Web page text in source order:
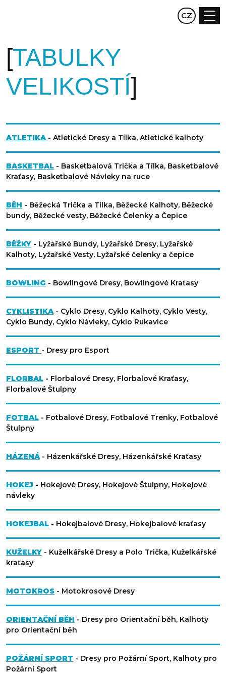
EN DE
CZ
TABULKY
VELIKOSTÍ
ATLETIKA - Atletické Dresy a Tílka, Atletické kalhoty
BASKETBAL - Basketbalová Trička a Tílka, Basketbalové
Kraťasy, Basketbalové Návleky na ruce
BĚH - Běžecká Trička a Tílka, Běžecké Kalhoty, Běžecké
bundy, Běžecké vesty, Běžecké Čelenky a Čepice
BĚŽKY - Lyžařské Bundy, Lyžařské Dresy, Lyžařské
Kalhoty, Lyžařské Vesty, Lyžařské čelenky a čepice
BOWLING - Bowlingové Dresy, Bowlingové Kraťasy
CYKLISTIKA- Cyklo Dresy, Cyklo Kalhoty, Cyklo Vesty,
Cyklo Bundy, Cyklo Návleky, Cyklo Rukavice
ESPORT - Dresy pro Esport
FLORBAL - Florbalové Dresy, Florbalové Kraťasy,
Florbalové Štulpny
FOTBAL - Fotbalové Dresy, Fotbalové Trenky, Fotbalové
Štulpny
HÁZENÁ- Házenkářské Dresy, Házenkářské Kraťasy
HOKEJ - Hokejové Dresy, Hokejové Štulpny, Hokejové
návleky
HOKEJBAL - Hokejbalové Dresy, Hokejbalové kraťasy
KUŽELKY - Kuželkářské Dresy a Polo Trička, Kuželkářské
kraťasy
MOTOKROS - Motokrosové Dresy
ORIENTAČNÍ BĚH - Dresy pro Orientační běh, Kalhoty
pro Orientační běh
POŽÁRNÍ SPORT - Dresy pro Požární Sport, Kalhoty pro
Požární Sport